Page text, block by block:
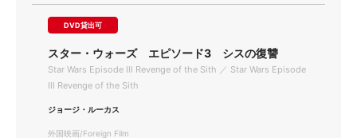
DVD貸出可
スター・ウォーズ エピソード3 シスの復讐
Star Wars Episode Ⅲ Revenge of the Sith ／ Star Wars Episode
Ⅲ Revenge of the Sith
ジョージ・ルーカス
外国映画/Foreign Film